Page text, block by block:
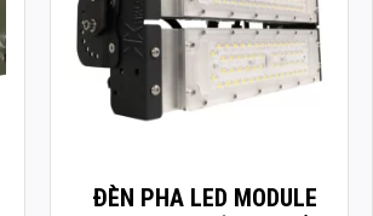
6.000K
Chỉ số hoàn màu: CRI≥70
Tuổi thọ L70: 50.000h
Hệ số công suất: >0.95
Điện áp sử dụng: AC 100-277V ~
tĩnh điện
ĐÈN PHA LED MODULE